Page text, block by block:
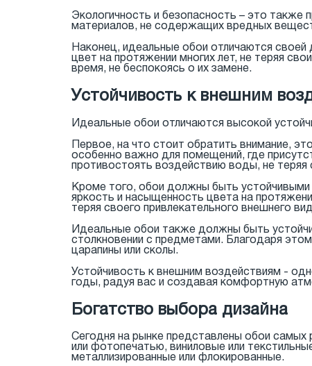
Экологичность и безопасность – это также
материалов, не содержащих вредных
Наконец, идеальные обои отличаются
цвет на протяжении многих лет, не теряя
время, не беспокоясь о их замене.
Устойчивость к внешним
Идеальные обои отличаются высокой
Первое, на что стоит обратить внимание,
особенно важно для помещений, где
противостоять воздействию воды, не теряя
Кроме того, обои должны быть устойчивыми
яркость и насыщенность цвета на
теряя своего привлекательного внешнего
Идеальные обои также должны быть
столкновении с предметами. Благодаря
царапины или сколы.
Устойчивость к внешним воздействиям -
годы, радуя вас и создавая комфортную
Богатство выбора дизайна
Сегодня на рынке представлены обои
или фотопечатью, виниловые или
металлизированные или флокированные.